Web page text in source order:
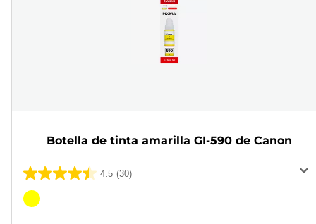
Botella de tinta amarilla GI-590 de Canon
4.5 (30)
4.5
de
Cartucho